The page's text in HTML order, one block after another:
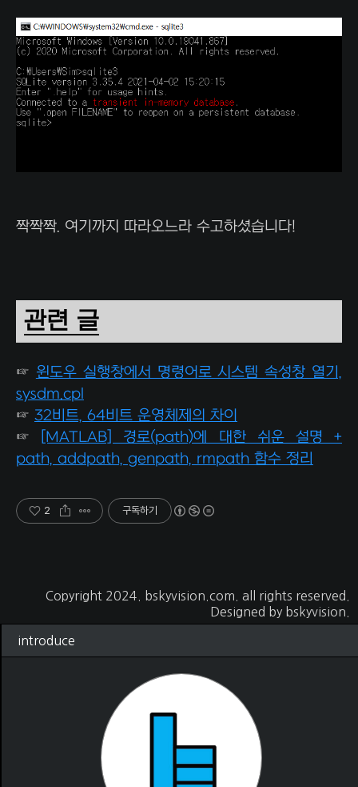
짝짝짝. 여기까지 따라오느라 수고하셨습니다!
관련 글
☞ 윈도우 실행창에서 명령어로 시스템 속성창 열기,
sysdm.cpl
☞ 32비트, 64비트 운영체제의 차이
☞
[MATLAB] 경로(path)에 대한 쉬운 설명 +
path, addpath, genpath, rmpath 함수 정리
2 구독하기
Copyright 2024. bskyvision.com . all rights reserved.
Designed by bskyvision.
introduce